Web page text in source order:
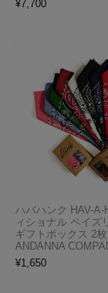
¥7,700
ハバハンク HAV-A-
ィショナル ペイズ
ギフトボックス 2
ANDANNA
¥1,650